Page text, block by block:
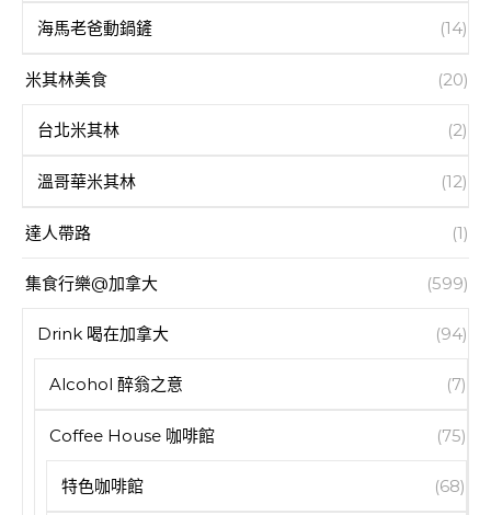
海馬老爸動鍋鏟 (14)
米其林美食 (20)
台北米其林 (2)
溫哥華米其林 (12)
達人帶路 (1)
集食行樂@加拿大 (599)
Drink 喝在加拿大 (94)
Alcohol 醉翁之意 (7)
Coffee House 咖啡館 (75)
特色咖啡館 (68)